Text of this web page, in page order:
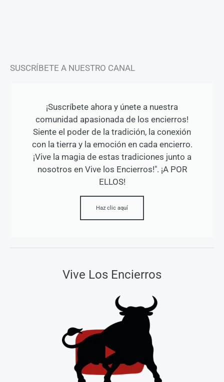
SUSCRÍBETE A NUESTRO CANAL
¡Suscríbete ahora y únete a nuestra
comunidad apasionada de los encierros!
Siente el poder de la tradición, la conexión
con la tierra y la emoción en cada encierro.
¡Vive la magia de estas tradiciones junto a
nosotros en Vive los Encierros!". ¡A POR
ELLOS!
Haz clic aquí
Vive Los Encierros